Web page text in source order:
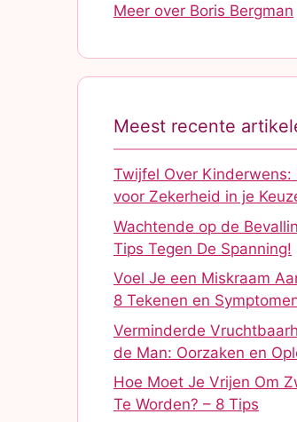
Meer over Boris Bergman
Meest recente
Twijfel Over Kinderwens:
voor Zekerheid in je
Wachtende op de
Tips Tegen De Spanning!
Voel Je een Miskraam
8 Tekenen en
Verminderde
de Man: Oorzaken en
Hoe Moet Je Vrijen Om
Te Worden? – 8 Tips